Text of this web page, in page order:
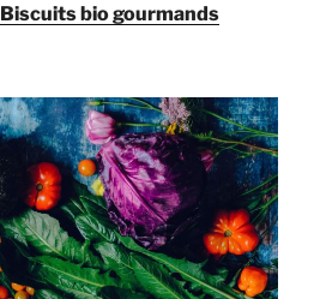
Biscuits bio gourmands